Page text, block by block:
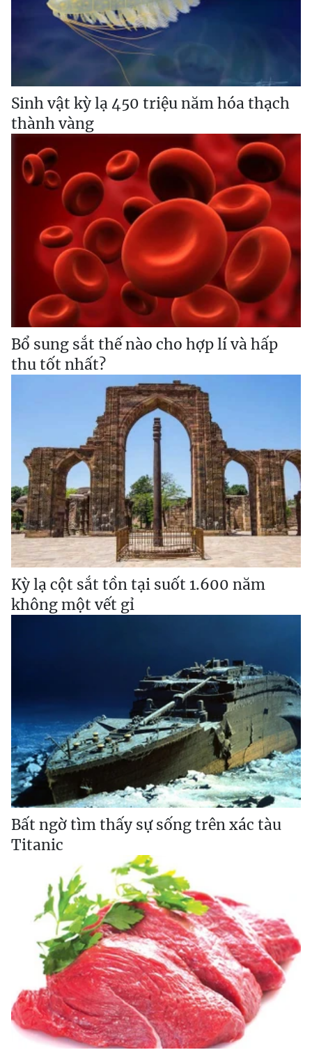
Sinh vật kỳ lạ 450 triệu năm hóa thạch
thành vàng
Bổ sung sắt thế nào cho hợp lí và hấp
thu tốt nhất?
Kỳ lạ cột sắt tồn tại suốt 1.600 năm
không một vết gỉ
Bất ngờ tìm thấy sự sống trên xác tàu
Titanic